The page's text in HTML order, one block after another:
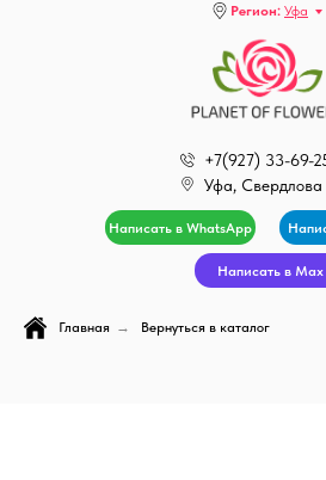
Написать в WhatsApp
Написать в Max
+7(927) 33-69-
Уфа, Свердлова
Регион: Уфа
Главная → Вернуться в каталог